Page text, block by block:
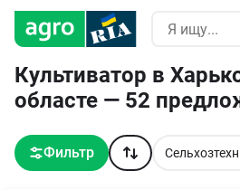
Культиватор в
областе — 52
Фильтр